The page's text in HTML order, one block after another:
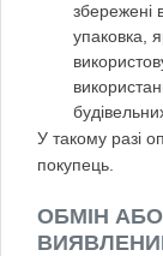
збережені
упаковка,
У такому разі
покупець.
ОБМІН